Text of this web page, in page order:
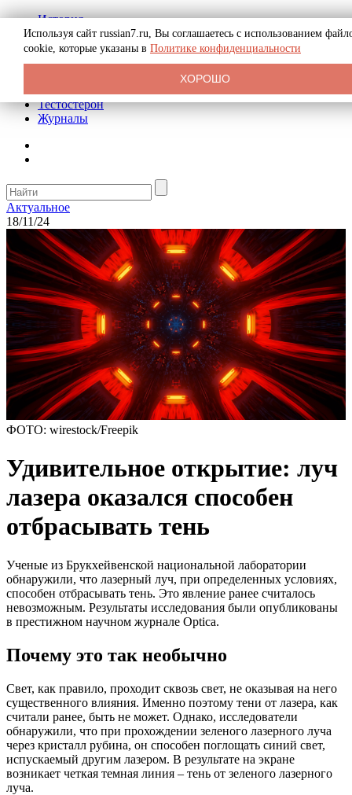
История
Биография
Криминал
Реклама на сайте
Тестостерон
Журналы
Актуальное
18/11/24
ФОТО: wirestock/Freepik
Удивительное открытие: луч
лазера оказался способен
отбрасывать тень
Ученые из Брукхейвенской национальной лаборатории
обнаружили, что лазерный луч, при определенных условиях,
способен отбрасывать тень. Это явление ранее считалось
невозможным. Результаты исследования были опубликованы
в престижном научном журнале Optica.
Почему это так необычно
Свет, как правило, проходит сквозь свет, не оказывая на него
существенного влияния. Именно поэтому тени от лазера, как
считали ранее, быть не может. Однако, исследователи
обнаружили, что при прохождении зеленого лазерного луча
через кристалл рубина, он способен поглощать синий свет,
испускаемый другим лазером. В результате на экране
возникает четкая темная линия – тень от зеленого лазерного
луча.
Используя сайт russian7.ru, Вы соглашаетесь с использованием
cookie, которые указаны в Политике конфиденциальности
ХОРОШО